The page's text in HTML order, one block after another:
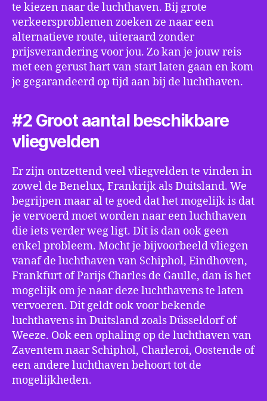
te kiezen naar de luchthaven. Bij grote
verkeersproblemen zoeken ze naar een
alternatieve route, uiteraard zonder
prijsverandering voor jou. Zo kan je jouw reis
met een gerust hart van start laten gaan en kom
je gegarandeerd op tijd aan bij de luchthaven.
#2 Groot aantal beschikbare
vliegvelden
Er zijn ontzettend veel vliegvelden te vinden in
zowel de Benelux, Frankrijk als Duitsland. We
begrijpen maar al te goed dat het mogelijk is dat
je vervoerd moet worden naar een luchthaven
die iets verder weg ligt. Dit is dan ook geen
enkel probleem. Mocht je bijvoorbeeld vliegen
vanaf de luchthaven van Schiphol, Eindhoven,
Frankfurt of Parijs Charles de Gaulle, dan is het
mogelijk om je naar deze luchthavens te laten
vervoeren. Dit geldt ook voor bekende
luchthavens in Duitsland zoals Düsseldorf of
Weeze. Ook een ophaling op de luchthaven van
Zaventem naar Schiphol, Charleroi, Oostende of
een andere luchthaven behoort tot de
mogelijkheden.